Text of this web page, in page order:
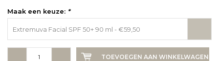
Maak een keuze: *
Extremuva Facial SPF 50+ 90 ml - €59,50
TOEVOEGEN AAN WINKELWAGEN